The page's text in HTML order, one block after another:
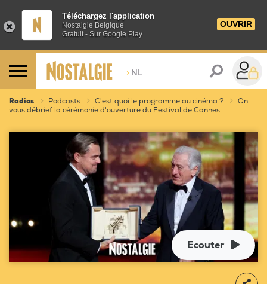
Téléchargez l'application
Nostalgie Belgique
Gratuit - Sur Google Play
OUVRIR
> NL
Radios Podcasts C'est quoi le programme au cinéma ?
On
vous débrief la cérémonie d'ouverture du Festival de Cannes
Ecouter